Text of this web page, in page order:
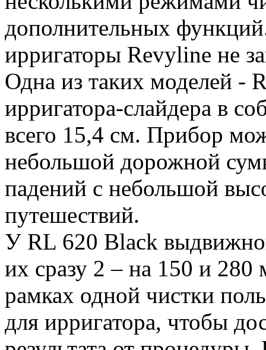
дополнительных
ирригаторы Revyline не
Одна из таких моделей -
ирригатора-слайдера в
всего 15,4 см. Прибор
небольшой дорожной
падений с небольшой
путешествий.
У RL 620 Black
их сразу 2 – на 150 и 280
рамках одной чистки
для ирригатора, чтобы